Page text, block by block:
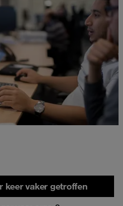
keer vaker getroffen